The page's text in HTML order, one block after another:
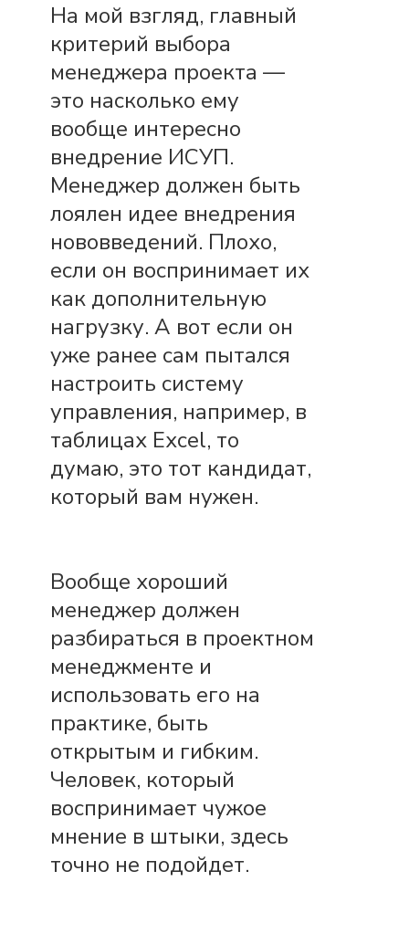
На мой взгляд, главный
критерий выбора
менеджера проекта —
это насколько ему
вообще интересно
внедрение ИСУП.
Менеджер должен быть
лоялен идее внедрения
нововведений. Плохо,
если он воспринимает их
как дополнительную
нагрузку. А вот если он
уже ранее сам пытался
настроить систему
управления, например, в
таблицах Exсel, то
думаю, это тот кандидат,
который вам нужен.
Вообще хороший
менеджер должен
разбираться в проектном
менеджменте и
использовать его на
практике, быть
открытым и гибким.
Человек, который
воспринимает чужое
мнение в штыки, здесь
точно не подойдет.